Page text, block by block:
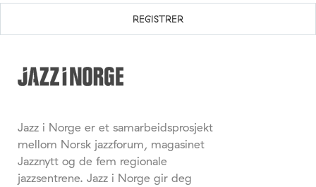
Jazz i Norge er et samarbeidsprosjekt
mellom Norsk jazzforum, magasinet
Jazznytt og de fem regionale
jazzsentrene. Jazz i Norge gir deg